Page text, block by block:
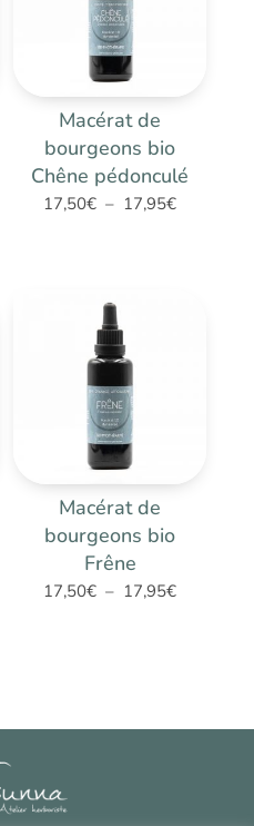
Macérat de
bourgeons bio
Chêne pédonculé
17,50€ – 17,95€Plage
Macérat de
bourgeons bio
Frêne
17,50€ – 17,95€Plage
17,95€